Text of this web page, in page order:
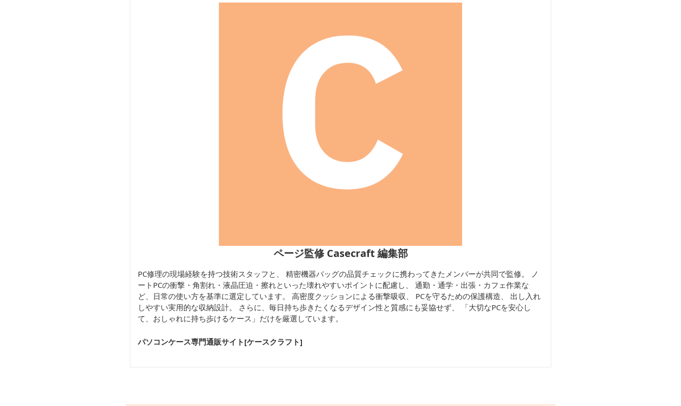
ページ監修 Casecraft 編集部
PC修理の現場経験を持つ技術スタッフと、 精密機器バッグの品質チェックに携わってきたメンバーが共同で監修。 ノ
ートPCの衝撃・角割れ・液晶圧迫・擦れといった壊れやすいポイントに配慮し、 通勤・通学・出張・カフェ作業な
ど、日常の使い方を基準に選定しています。 高密度クッションによる衝撃吸収、 PCを守るための保護構造、 出し入れ
しやすい実用的な収納設計。 さらに、毎日持ち歩きたくなるデザイン性と質感にも妥協せず、 「大切なPCを安心し
て、おしゃれに持ち歩けるケース」だけを厳選しています。
パソコンケース専門通販サイト[ケースクラフト]